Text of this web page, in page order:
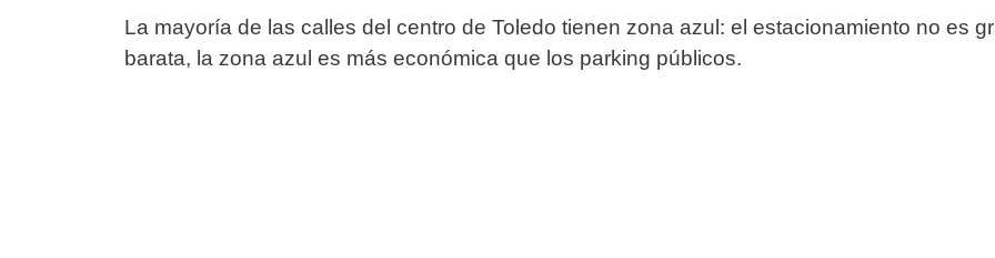
La mayoría de las calles del centro de Toledo tienen zona azul: el estacionamiento no es
barata, la zona azul es más económica que los parking públicos.